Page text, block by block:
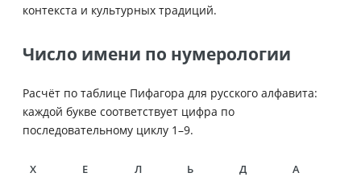
контекста и культурных традиций.
Число имени по нумерологии
Расчёт по таблице Пифагора для русского алфавита:
каждой букве соответствует цифра по
последовательному циклу 1–9.
Х Е Л Ь Д А